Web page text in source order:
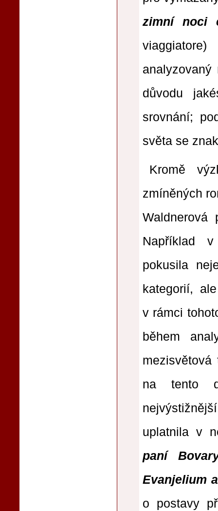
zimní noci
důvodu
srovnání;
světa se
Kromě
zmíněných
Waldnerová
Například
pokusila
kategorií,
v rámci
během
na tento
uplatnila v
paní
Evanjelium
o postavy